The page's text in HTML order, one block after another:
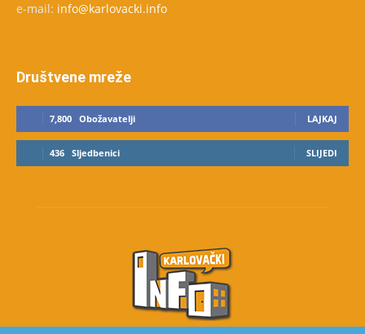
e-mail: info@karlovacki.info
Društvene mreže
7,800 Obožavatelji LAJKAJ
436 Sljedbenici SLIJEDI